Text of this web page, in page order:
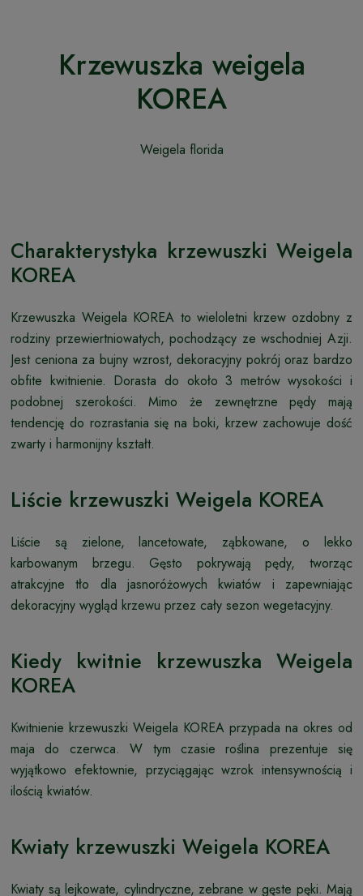
Krzewuszka weigela
KOREA
Weigela florida
Charakterystyka krzewuszki Weigela
KOREA
Krzewuszka Weigela KOREA to wieloletni krzew ozdobny z
rodziny przewiertniowatych, pochodzący ze wschodniej Azji.
Jest ceniona za bujny wzrost, dekoracyjny pokrój oraz bardzo
obfite kwitnienie. Dorasta do około 3 metrów wysokości i
podobnej szerokości. Mimo że zewnętrzne pędy mają
tendencję do rozrastania się na boki, krzew zachowuje dość
zwarty i harmonijny kształt.
Liście krzewuszki Weigela KOREA
Liście są zielone, lancetowate, ząbkowane, o lekko
karbowanym brzegu. Gęsto pokrywają pędy, tworząc
atrakcyjne tło dla jasnoróżowych kwiatów i zapewniając
dekoracyjny wygląd krzewu przez cały sezon wegetacyjny.
Kiedy kwitnie krzewuszka Weigela
KOREA
Kwitnienie krzewuszki Weigela KOREA przypada na okres od
maja do czerwca. W tym czasie roślina prezentuje się
wyjątkowo efektownie, przyciągając wzrok intensywnością i
ilością kwiatów.
Kwiaty krzewuszki Weigela KOREA
Kwiaty są lejkowate, cylindryczne, zebrane w gęste pęki. Mają